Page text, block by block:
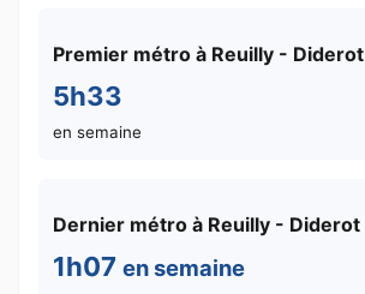
Premier métro à Reuilly - Diderot
5h33
en semaine
Dernier métro à Reuilly - Diderot
1h07 en semaine